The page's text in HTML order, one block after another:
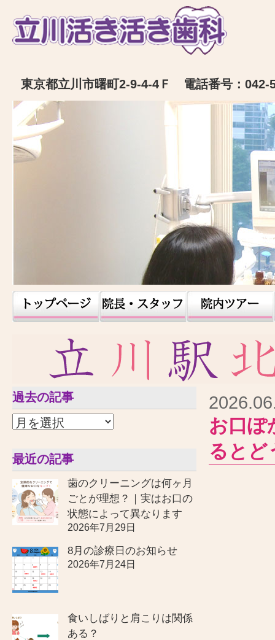
東京都立川市曙町2-9-4-4Ｆ 電話番号：042-
過去の記事
最近の記事
歯のクリーニングは何ヶ月
ごとが理想？｜実はお口の
状態によって異なります
2026年7月29日
8月の診療日のお知らせ
2026年7月24日
食いしばりと肩こりは関係
ある？
お口ぽ
るとど